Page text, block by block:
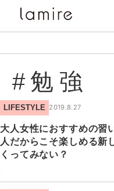
#勉強
LIFESTYLE 2019.8.27
大人女性におすすめの習
人だからこそ楽しめる新
くってみない？